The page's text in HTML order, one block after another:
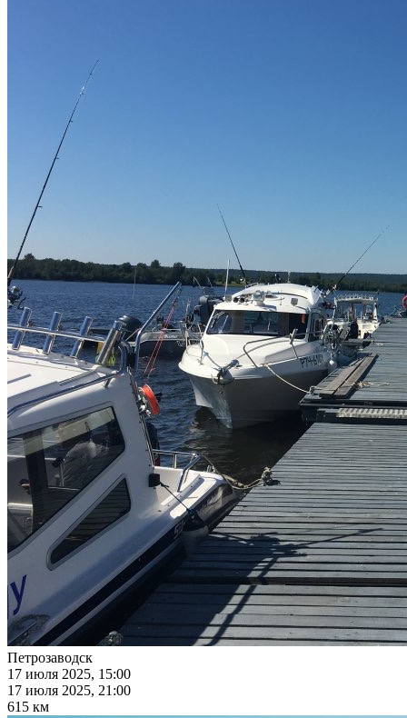
Петрозаводск
17 июля 2025, 15:00
17 июля 2025, 21:00
615 км